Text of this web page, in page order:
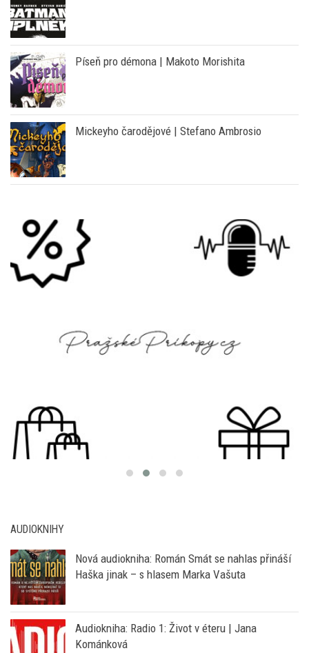
Píseň pro démona | Makoto Morishita
Mickeyho čarodějové | Stefano Ambrosio
AUDIOKNIHY
Nová audiokniha: Román Smát se nahlas přináší
Haška jinak – s hlasem Marka Vašuta
Audiokniha: Radio 1: Život v éteru | Jana
Kománková